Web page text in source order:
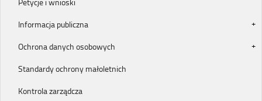
Informacja publiczna
Ochrona danych osobowych
Standardy ochrony małoletnich
Kontrola zarządcza